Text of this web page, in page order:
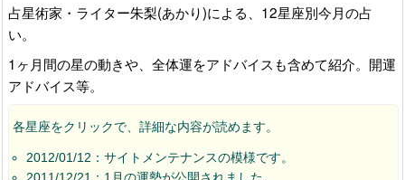
占星術家・ライター朱梨(あかり)による、12星座別今月の占
い。
1ヶ月間の星の動きや、全体運をアドバイスも含めて紹介。開運
アドバイス等。
各星座をクリックで、詳細な内容が読めます。
2012/01/12：サイトメンテナンスの模様です。